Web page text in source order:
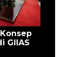
GIIAS